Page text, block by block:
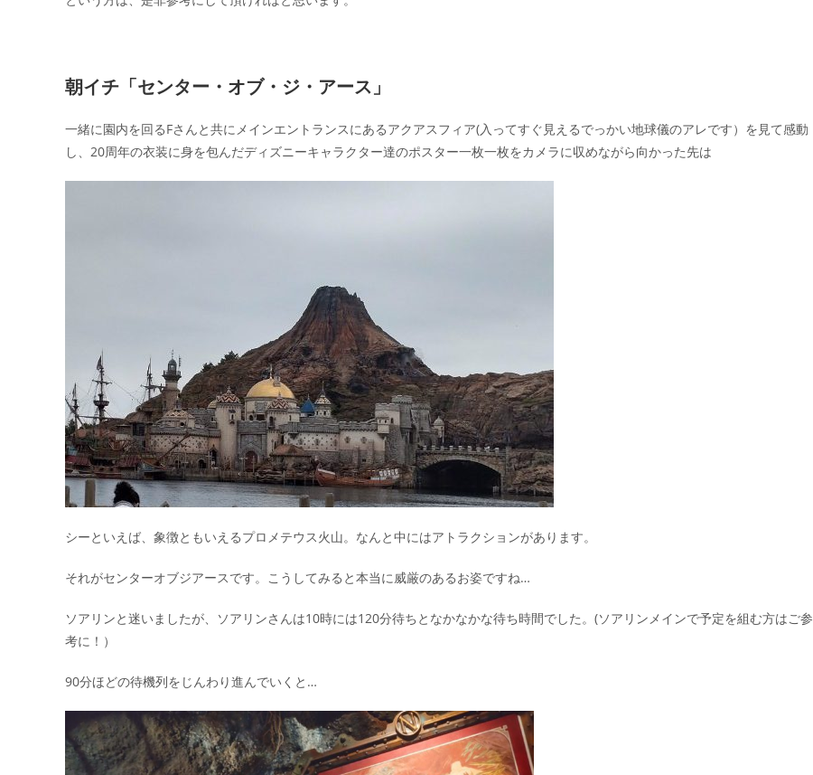
朝イチ「センター・オブ・ジ・アース」
一緒に園内を回るFさんと共にメインエントランスにあるアクアスフィア(入ってすぐ見えるでっかい地球儀のアレです）を見て感動
し、20周年の衣装に身を包んだディズニーキャラクター達のポスター一枚一枚をカメラに収めながら向かった先は
シーといえば、象徴ともいえるプロメテウス火山。なんと中にはアトラクションがあります。
それがセンターオブジアースです。こうしてみると本当に威厳のあるお姿ですね…
ソアリンと迷いましたが、ソアリンさんは10時には120分待ちとなかなかな待ち時間でした。(ソアリンメインで予定を組む方はご参
考に！）
90分ほどの待機列をじんわり進んでいくと…